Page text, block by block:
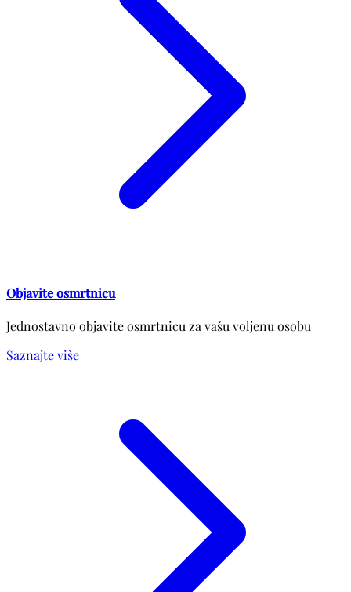
Objavite osmrtnicu
Jednostavno objavite osmrtnicu za vašu voljenu osobu
Saznajte više